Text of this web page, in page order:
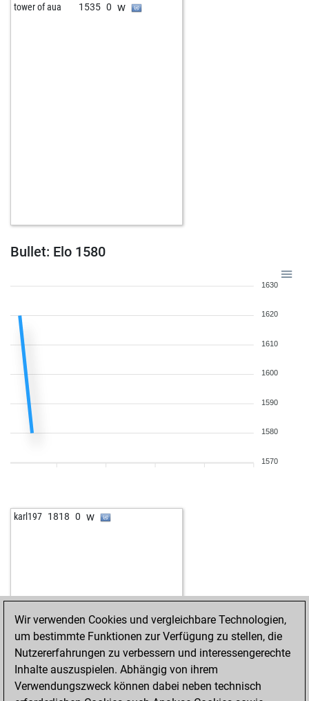
tower of aua 1535 0 w
Bullet: Elo 1580
1630
1620
1610
1600
1590
1580
1570
karl197 1818 0 w
Wir verwenden Cookies und vergleichbare Technologien,
um bestimmte Funktionen zur Verfügung zu stellen, die
Nutzererfahrungen zu verbessern und interessengerechte
Inhalte auszuspielen. Abhängig von ihrem
Verwendungszweck können dabei neben technisch